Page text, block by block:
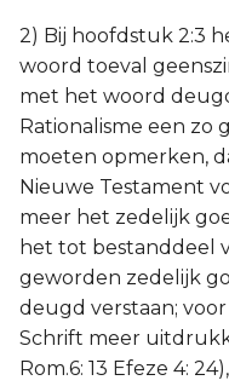
2) Bij hoofdstuk 2:3
woord toeval
met het woord
Rationalisme een zo
moeten opmerken,
Nieuwe Testament
meer het zedelijk
het tot bestanddeel
geworden zedelijk
deugd verstaan;
Schrift meer
Rom.6: 13 Efeze 4: